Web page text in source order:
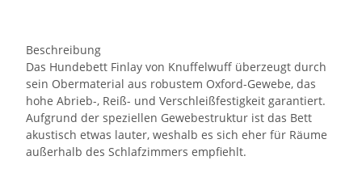
Beschreibung
Das Hundebett Finlay von Knuffelwuff überzeugt durch
sein Obermaterial aus robustem Oxford-Gewebe, das
hohe Abrieb-, Reiß- und Verschleißfestigkeit garantiert.
Aufgrund der speziellen Gewebestruktur ist das Bett
akustisch etwas lauter, weshalb es sich eher für Räume
außerhalb des Schlafzimmers empfiehlt.